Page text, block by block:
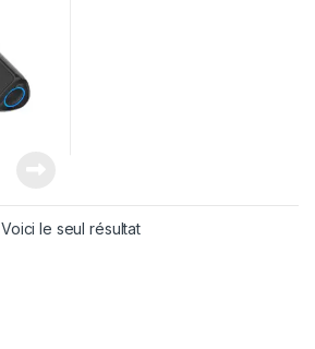
Voici le seul résultat